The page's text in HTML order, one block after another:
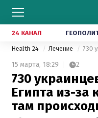
24 КАНАЛ
Health 24 Лечение
15 марта, 18:29 2
730
Египта из-за
там